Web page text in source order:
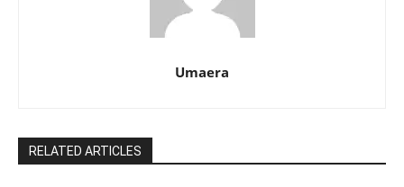
Umaera
RELATED ARTICLES